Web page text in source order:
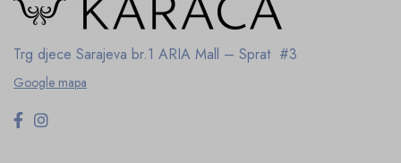
Trg djece Sarajeva br.1 ARIA Mall – Sprat #3
Google mapa